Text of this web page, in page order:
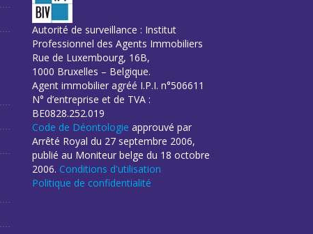
Autorité de surveillance : Institut
Professionnel des Agents Immobiliers
Rue de Luxembourg, 16B,
1000 Bruxelles – Belgique.
Agent immobilier agréé I.P.I. n°506611
N° d’entreprise et de TVA :
BE0828.252.019
Code de Déontologie approuvé par
Arrêté Royal du 27 septembre 2006,
publié au Moniteur belge du 18 octobre
2006. Conditions d'utilisation
Politique de confidentialité